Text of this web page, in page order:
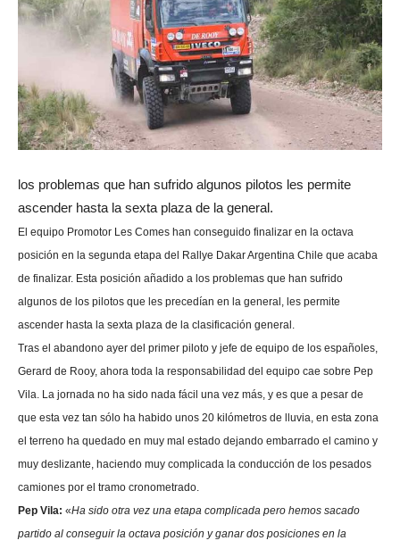
los problemas que han sufrido algunos pilotos les permite
ascender hasta la sexta plaza de la general.
El equipo Promotor Les Comes han conseguido finalizar en la octava
posición en la segunda etapa del Rallye Dakar Argentina Chile que acaba
de finalizar. Esta posición añadido a los problemas que han sufrido
algunos de los pilotos que les precedían en la general, les permite
ascender hasta la sexta plaza de la clasificación general.
Tras el abandono ayer del primer piloto y jefe de equipo de los españoles,
Gerard de Rooy, ahora toda la responsabilidad del equipo cae sobre Pep
Vila. La jornada no ha sido nada fácil una vez más, y es que a pesar de
que esta vez tan sólo ha habido unos 20 kilómetros de lluvia, en esta zona
el terreno ha quedado en muy mal estado dejando embarrado el camino y
muy deslizante, haciendo muy complicada la conducción de los pesados
camiones por el tramo cronometrado.
Pep Vila: «Ha sido otra vez una etapa complicada pero hemos sacado
partido al conseguir la octava posición y ganar dos posiciones en la